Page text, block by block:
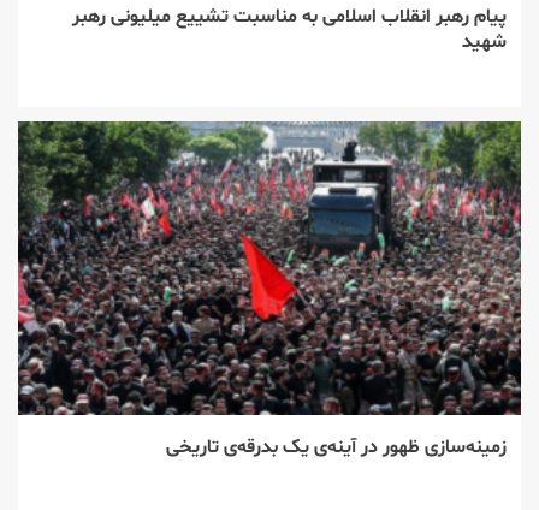
پیام رهبر انقلاب اسلامی به مناسبت تشییع میلیونی رهبر
شهید
زمینه‌سازی ظهور در آینه‌ی یک بدرقه‌ی تاریخی